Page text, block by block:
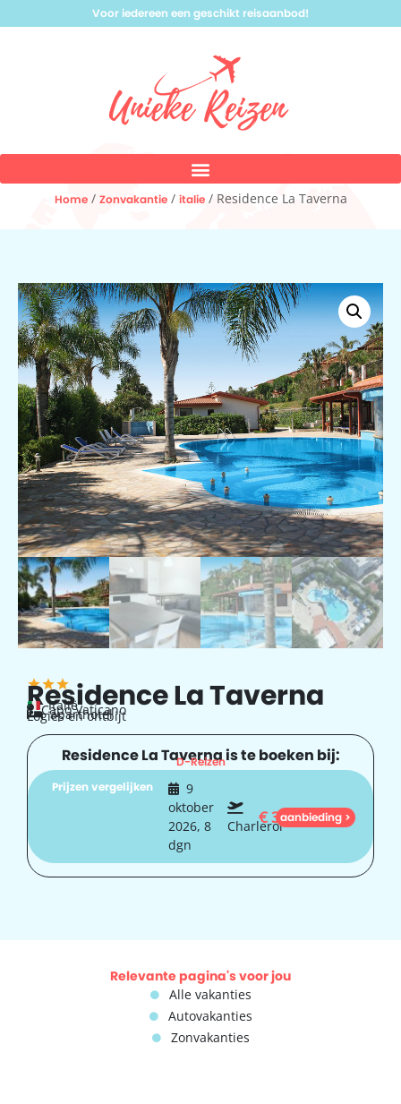
Voor iedereen een geschikt reisaanbod!
Home/ Zonvakantie/ italie/ Residence La Taverna
Residence La Taverna
Italië
Capo Vaticano
aparthotel
Logies en ontbijt
Residence La Taverna is te boeken bij:
D-Reizen
Prijzen vergelijken
9
oktober
2026, 8
dgn
Charleroi
€312
aanbieding >
Relevante pagina's voor jou
Alle vakanties
Autovakanties
Zonvakanties